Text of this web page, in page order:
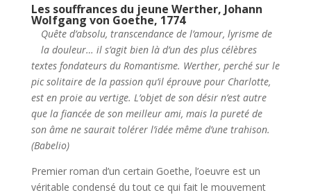
Les souffrances du jeune Werther, Johann
Wolfgang von Goethe, 1774
Quête d’absolu, transcendance de l’amour, lyrisme de
la douleur… il s’agit bien là d’un des plus célèbres
textes fondateurs du Romantisme. Werther, perché sur le
pic solitaire de la passion qu’il éprouve pour Charlotte,
est en proie au vertige. L’objet de son désir n’est autre
que la fiancée de son meilleur ami, mais la pureté de
son âme ne saurait tolérer l’idée même d’une trahison.
(Babelio)
Premier roman d’un certain Goethe, l’oeuvre est un
véritable condensé du tout ce qui fait le mouvement